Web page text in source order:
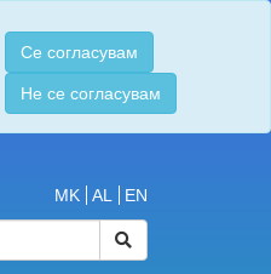
Се согласувам
Не се согласувам
MK AL EN